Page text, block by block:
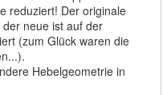
reduziert! Der originale
neue ist auf der
(zum Glück waren die
Hebelgeometrie in